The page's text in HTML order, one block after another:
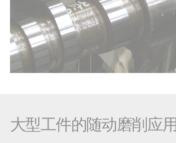
大型工件的随动磨削应用